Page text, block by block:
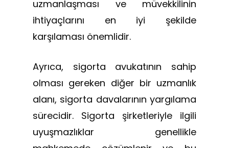
uzmanlaşması ve müvekkilinin
ihtiyaçlarını en iyi şekilde
karşılaması önemlidir.
Ayrıca, sigorta avukatının sahip
olması gereken diğer bir uzmanlık
alanı, sigorta davalarının yargılama
sürecidir. Sigorta şirketleriyle ilgili
uyuşmazlıklar genellikle